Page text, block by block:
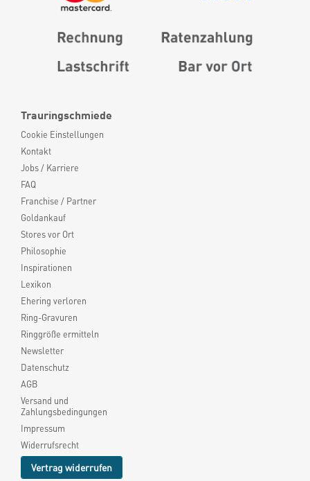
Trauringschmiede
Cookie Einstellungen
Kontakt
Jobs / Karriere
FAQ
Franchise / Partner
Goldankauf
Stores vor Ort
Philosophie
Inspirationen
Lexikon
Ehering verloren
Ring-Gravuren
Ringgröße ermitteln
Newsletter
Datenschutz
AGB
Versand und
Zahlungsbedingungen
Impressum
Widerrufsrecht
Vertrag widerrufen